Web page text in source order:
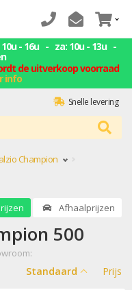
- 16u - za: 10u - 13u -
de uitverkoop voorraad
info
Snelle levering
Montage service
Champion
Afhaalprijzen
500
Standaard Prijs